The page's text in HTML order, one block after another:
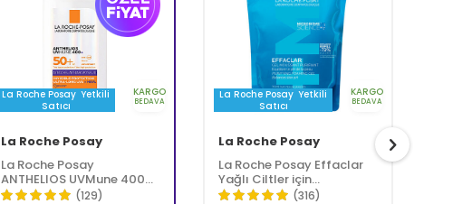
La Roche Posay Yetkili
Satıcı
KARGO
BEDAVA
La Roche Posay
La Roche Posay
ANTHELIOS UVMune 400
Anti-Dark Spots Fluid
(129)
La Roche Posay Yetkili
Satıcı
KARGO
BEDAVA
La Roche Posay
La Roche Posay Effaclar
Yağlı Ciltler için
Temizleme Jeli 400ml -
(316)